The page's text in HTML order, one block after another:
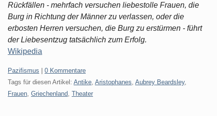
Rückfällen - mehrfach versuchen liebestolle Frauen, die
Burg in Richtung der Männer zu verlassen, oder die
erbosten Herren versuchen, die Burg zu erstürmen - führt
der Liebesentzug tatsächlich zum Erfolg.
Wikipedia
Kategorien:
Pazifismus
0 Kommentare
Tags für diesen Artikel: Antike Aristophanes Aubrey Beardsley,
Frauen Griechenland Theater